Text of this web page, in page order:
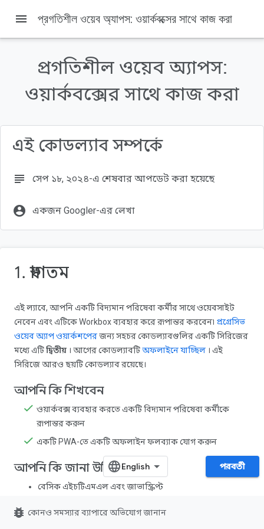
এই পৃষ্ঠায় যা যা আছে
1. স্বাগতম
আপনি কি শিখবেন
2. সেট আপ করুন
menu প্রগতিশীল ওয়েব অ্যাপস: ওয়ার্কবক্সের সাথে কাজ করা
প্রগতিশীল ওয়েব অ্যাপস:
ওয়ার্কবক্সের সাথে কাজ করা
এই কোডল্যাব সম্পর্কে
subject সেপ ১৮, ২০২৪-এ শেষবার আপডেট করা হয়েছে
account_circle একজন Googler-এর লেখা
1. স্বাগতম
এই ল্যাবে, আপনি একটি বিদ্যমান পরিষেবা কর্মীর সাথে ওয়েবসাইট
নেবেন এবং এটিকে Workbox ব্যবহার করে রূপান্তর করবেন৷ প্রগ্রেসিভ
ওয়েব অ্যাপ ওয়ার্কশপেরজন্য সহচর কোডল্যাবগুলির একটি সিরিজের
মধ্যে এটিদ্বিতীয় । আগের কোডল্যাবটিঅফলাইনে যাচ্ছিল । এই
সিরিজে আরও ছয়টি কোডল্যাব রয়েছে।
আপনি কি শিখবেন
ওয়ার্কবক্স ব্যবহার করতে একটি বিদ্যমান পরিষেবা কর্মীকে
রূপান্তর করুন
একটি PWA-তে একটি অফলাইন ফলব্যাক যোগ করুন
আপনি কি জানা উচিত
বেসিক এইচটিএমএল এবং জাভাস্ক্রিপ্ট
আপনি কি প্রয়োজন হবে
পরবর্তী
bug_report কোনও সমস্যার ব্যাপারে অভিযোগ জানান